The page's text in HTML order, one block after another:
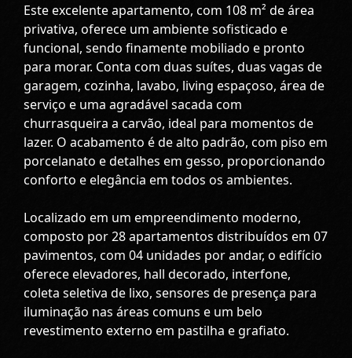
Este excelente apartamento, com 108 m² de área
privativa, oferece um ambiente sofisticado e
funcional, sendo finamente mobiliado e pronto
para morar. Conta com duas suítes, duas vagas de
garagem, cozinha, lavabo, living espaçoso, área de
serviço e uma agradável sacada com
churrasqueira a carvão, ideal para momentos de
lazer. O acabamento é de alto padrão, com piso em
porcelanato e detalhes em gesso, proporcionando
conforto e elegância em todos os ambientes.
Localizado em um empreendimento moderno,
composto por 28 apartamentos distribuídos em 07
pavimentos, com 04 unidades por andar, o edifício
oferece elevadores, hall decorado, interfone,
coleta seletiva de lixo, sensores de presença para
iluminação nas áreas comuns e um belo
revestimento externo em pastilha e grafiato.